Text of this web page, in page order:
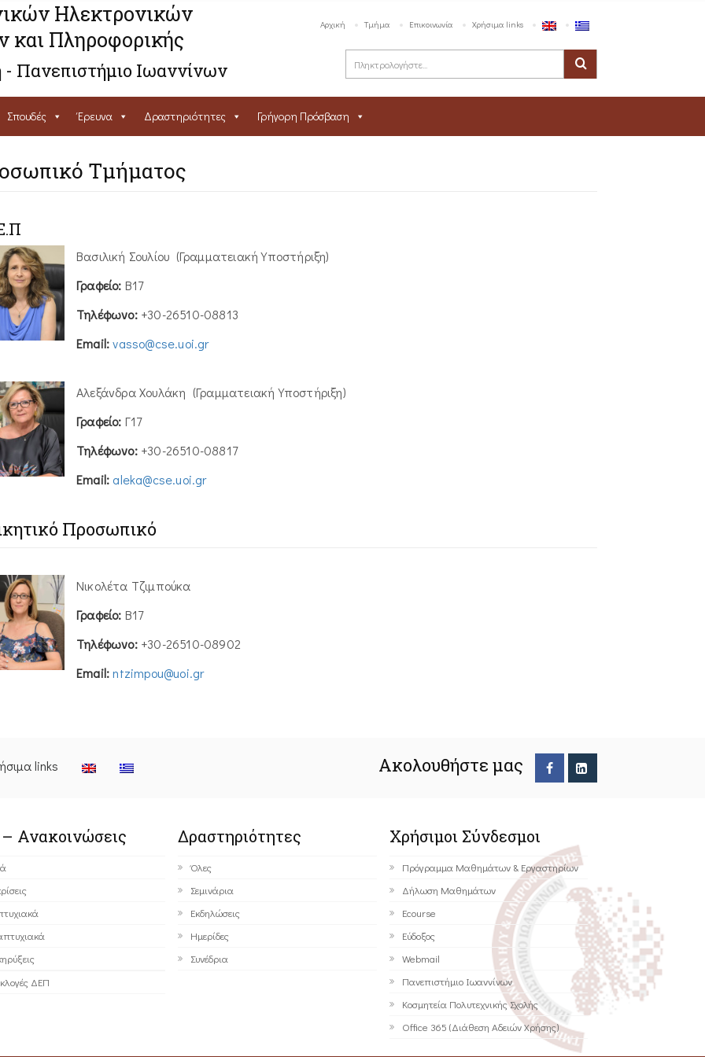
Ηλεκτρονικών
και Πληροφορικής
Πανεπιστήμιο Ιωαννίνων
Αρχική Τμήμα Επικοινωνία Χρήσιμα links
Σπουδές Έρευνα Δραστηριότητες Γρήγορη Πρόσβαση
Τμήματος
Βασιλική Σουλίου (Γραμματειακή Υποστήριξη)
Γραφείο: Β17
Τηλέφωνο:+30-26510-08813
Email: vasso@cse.uoi.gr
Αλεξάνδρα Χουλάκη (Γραμματειακή Υποστήριξη)
Γραφείο: Γ17
Τηλέφωνο: +30-26510-08817
Email: aleka@cse.uoi.gr
Προσωπικό
Νικολέτα Τζιμπούκα
Γραφείο: Β17
Τηλέφωνο:+30-26510-08902
Email:ntzimpou@uoi.gr
links Ακολουθήστε μας
Ανακοινώσεις
ΔΕΠ
Δραστηριότητες
Όλες
Σεμινάρια
Εκδηλώσεις
Ημερίδες
Συνέδρια
Χρήσιμοι Σύνδεσμοι
Πρόγραμμα Μαθημάτων & Εργαστηρίων
Δήλωση Μαθημάτων
Ecourse
Εύδοξος
Webmail
Πανεπιστήμιο Ιωαννίνων
Κοσμητεία Πολυτεχνικής Σχολής
Office 365 (Διάθεση Αδειών Χρήσης)